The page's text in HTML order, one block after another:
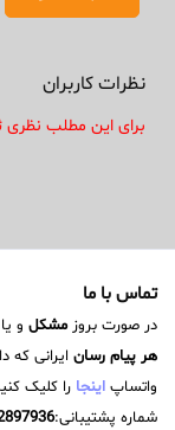
نظرات کاربران
برای این مطلب
تماس با ما
در صورت بروزمشکل و
هر پیام رسان ایرانی که
واتساپ اینجا را کلیک
شماره پشتیبانی: